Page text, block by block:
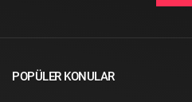
POPÜLER KONULAR